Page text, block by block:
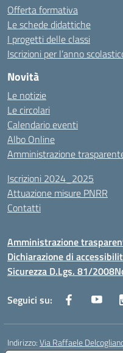
Offerta formativa
Le schede didattiche
I progetti delle classi
Iscrizioni per l’anno
Novità
Le notizie
Le circolari
Calendario eventi
Albo Online
Amministrazione
Iscrizioni 2024_2025
Attuazione misure PNRR
Contatti
Amministrazione
Dichiarazione di
Sicurezza D.Lgs. 81/2008
Seguici su:
Indirizzo:Via Raffaele